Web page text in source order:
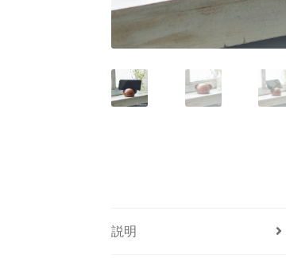
説明